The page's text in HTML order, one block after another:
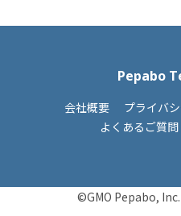
Pepabo
会社概要 プライバ
よくあるご質問
©GMO Pepabo,